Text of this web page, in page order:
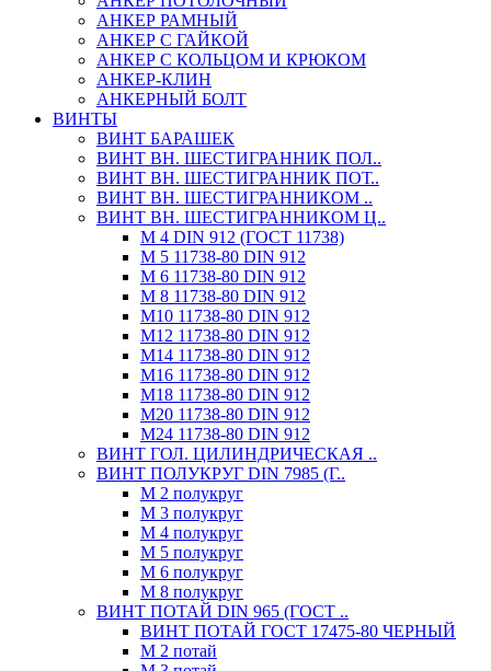
АНКЕР РАМНЫЙ
АНКЕР С ГАЙКОЙ
АНКЕР С КОЛЬЦОМ И КРЮКОМ
АНКЕР-КЛИН
АНКЕРНЫЙ БОЛТ
ВИНТЫ
ВИНТ БАРАШЕК
ВИНТ ВН. ШЕСТИГРАННИК ПОЛ..
ВИНТ ВН. ШЕСТИГРАННИК ПОТ..
ВИНТ ВН. ШЕСТИГРАННИКОМ ..
ВИНТ ВН. ШЕСТИГРАННИКОМ Ц..
М 4 DIN 912 (ГОСТ 11738)
М 5 11738-80 DIN 912
М 6 11738-80 DIN 912
М 8 11738-80 DIN 912
М10 11738-80 DIN 912
М12 11738-80 DIN 912
М14 11738-80 DIN 912
М16 11738-80 DIN 912
М18 11738-80 DIN 912
М20 11738-80 DIN 912
М24 11738-80 DIN 912
ВИНТ ГОЛ. ЦИЛИНДРИЧЕСКАЯ ..
ВИНТ ПОЛУКРУГ DIN 7985 (Г..
М 2 полукруг
М 3 полукруг
М 4 полукруг
М 5 полукруг
М 6 полукруг
М 8 полукруг
ВИНТ ПОТАЙ DIN 965 (ГОСТ ..
ВИНТ ПОТАЙ ГОСТ 17475-80 ЧЕРНЫЙ
М 2 потай